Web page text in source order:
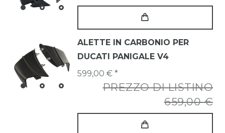
ALETTE IN CARBONIO PER
DUCATI PANIGALE V4
PREZZO DI LISTINO
659,00 €
599,00 € *